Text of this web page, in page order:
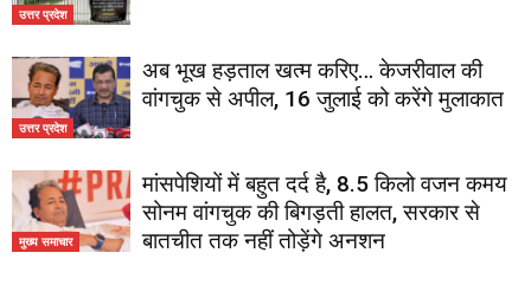
उत्तर प्रदेश
उत्तर प्रदेश
अब भूख हड़ताल खत्म करिए… केजरीवाल की
वांगचुक से अपील, 16 जुलाई को करेंगे मुलाकात
मुख्य समाचार
मांसपेशियों में बहुत दर्द है, 8.5 किलो वजन कमय
सोनम वांगचुक की बिगड़ती हालत, सरकार से
बातचीत तक नहीं तोड़ेंगे अनशन